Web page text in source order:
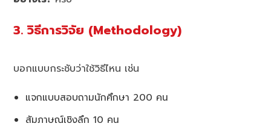
3. วิธีการวิจัย (Methodology)
บอกแบบกระชับว่าใช้วิธีไหน เช่น
แจกแบบสอบถามนักศึกษา 200 คน
สัมภาษณ์เชิงลึก 10 คน